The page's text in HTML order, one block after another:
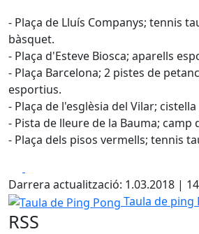
- Plaça de Lluís Companys; tennis
bàsquet.
- Plaça d'Esteve Biosca; aparells
- Plaça Barcelona; 2 pistes de
esportius.
- Plaça de l'esglèsia del Vilar;
- Pista de lleure de la Bauma; camp
- Plaça dels pisos vermells; tennis
Darrera actualització: 1.03.2018 |
Taula de Ping Pong
Taula de ping
RSS